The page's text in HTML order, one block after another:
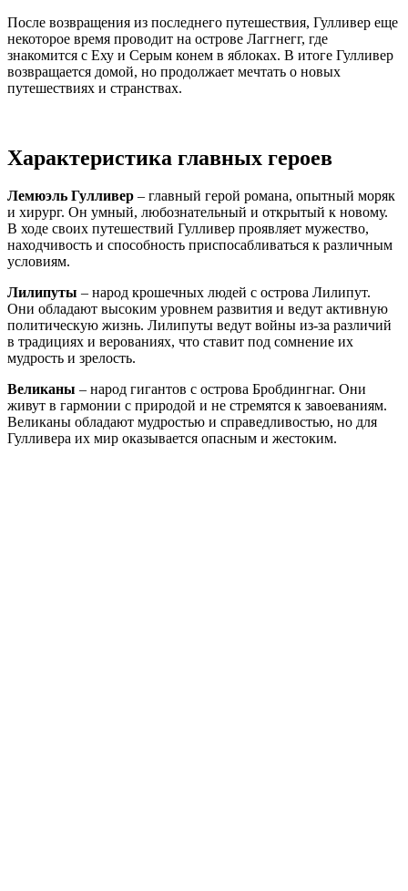
После возвращения из последнего путешествия, Гулливер еще
некоторое время проводит на острове Лаггнегг, где
знакомится с Еху и Серым конем в яблоках. В итоге Гулливер
возвращается домой, но продолжает мечтать о новых
путешествиях и странствах.
Характеристика главных героев
Лемюэль Гулливер – главный герой романа, опытный моряк
и хирург. Он умный, любознательный и открытый к новому.
В ходе своих путешествий Гулливер проявляет мужество,
находчивость и способность приспосабливаться к различным
условиям.
Лилипуты – народ крошечных людей с острова Лилипут.
Они обладают высоким уровнем развития и ведут активную
политическую жизнь. Лилипуты ведут войны из-за различий
в традициях и верованиях, что ставит под сомнение их
мудрость и зрелость.
Великаны – народ гигантов с острова Бробдингнаг. Они
живут в гармонии с природой и не стремятся к завоеваниям.
Великаны обладают мудростью и справедливостью, но для
Гулливера их мир оказывается опасным и жестоким.